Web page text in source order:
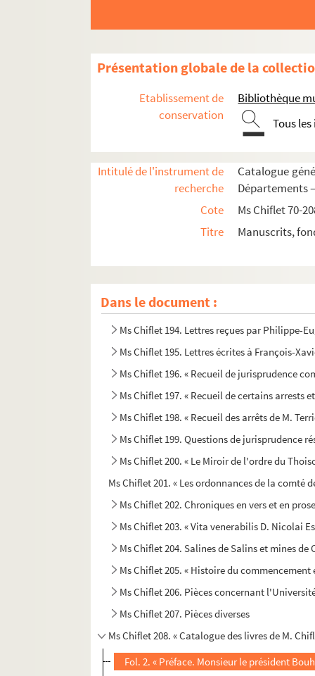
Présentation globale de la
Etablissement de
conservation
Bibliothèque
Tous
Intitulé de l'instrument de
recherche
Catalogue
Départements
Cote
Ms Chiflet 70-
Titre
Manuscrits,
Dans le document :
Ms Chiflet 181. « Informatio perfecti oratoris
Ms Chiflet 183. « Lecture spirituelle », par
Ms Chiflet 184. « Description de la comté
Ms Chiflet 185. Nobiliaire de Franche-Comté,
Ms Chiflet 186. Armorial des Pays-Bas, par
Ms Chiflet 187-188. « Papiers concernans
Ms Chiflet 190. « Patrocinii reorum capitis
Ms Chiflet 191. « Monita politica ad
Ms Chiflet 192. « Aeneae Sylvii Piccolomini,
Ms Chiflet 193. Recueil des lettres
Ms Chiflet 194. Lettres reçues par Philippe-
Ms Chiflet 195. Lettres écrites à François-
Ms Chiflet 196. « Recueil de jurisprudence
Ms Chiflet 197. « Recueil de certains
Ms Chiflet 198. « Recueil des arrêts de M.
Ms Chiflet 199. Questions de jurisprudence
Ms Chiflet 200. « Le Miroir de l'ordre du
Ms Chiflet 201. « Les ordonnances de la
Ms Chiflet 202. Chroniques en vers et en
Ms Chiflet 203. « Vita venerabilis D. Nicolai
Ms Chiflet 204. Salines de Salins et mines
Ms Chiflet 205. « Histoire du
Ms Chiflet 206. Pièces concernant
Ms Chiflet 207. Pièces diverses
Ms Chiflet 208. « Catalogue des livres de M.
Fol. 2. « Préface. Monsieur le président